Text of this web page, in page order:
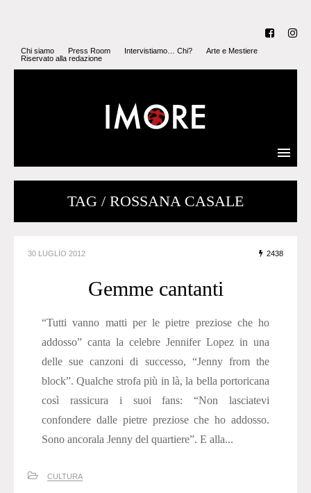
Chi siamo Press Room Intervistiamo… Chi?
Arte e Mestiere
Riservato alla redazione
TAG / ROSSANA CASALE
30 LUGLIO 2012 2438
Gemme cantanti
“Tutti vanno matti per le pietre preziose che ho
addosso” canta la celebre Jennifer Lopez in una
delle sue canzoni di successo, “Jenny from the
block”. Qualche strofa più in là, la bella portoricana
così rassicura i suoi fans: “Non lasciatevi
confondere dalle pietre preziose che ho addosso.
Sono ancorala Jenny del quartiere”. E alla...
CULTURA